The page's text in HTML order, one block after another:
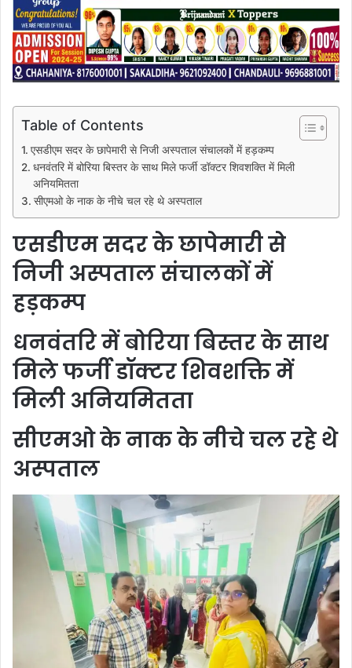
Table of Contents
एसडीएम सदर के छापेमारी से निजी अस्पताल संचालकों में हड़कम्प
धनवंतरि में बोरिया बिस्तर के साथ मिले फर्जी डॉक्टर शिवशक्ति में मिली
अनियमितता
सीएमओ के नाक के नीचे चल रहे थे अस्पताल
एसडीएम सदर के छापेमारी से
निजी अस्पताल संचालकों में
हड़कम्प
धनवंतरि में बोरिया बिस्तर के साथ
मिले फर्जी डॉक्टर शिवशक्ति में
मिली अनियमितता
सीएमओ के नाक के नीचे चल रहे थे
अस्पताल